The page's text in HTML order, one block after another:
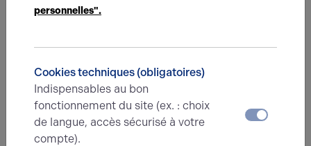
Chaque source de lumière implique une stratégie
suppose de repenser sa mise en scène. Il est
progressif, associant, par exemple, des solutions
d'éclairage traditionnelles en accentuation avec des
dispositifs plus performants en éclairage général.
personnelles".
Cookies techniques (obligatoires)
Indispensables au bon
fonctionnement du site (ex. : choix
de langue, accès sécurisé à votre
compte).